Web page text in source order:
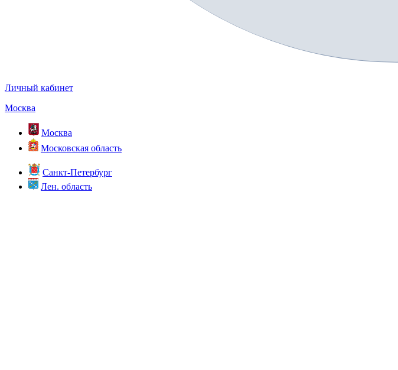
Личный кабинет
Москва
Москва
Московская область
Санкт-Петербург
Лен. область